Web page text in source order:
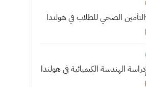
التأمين الصحي للطلاب في هولندا
دراسة الهندسة الكيميائية في هولندا